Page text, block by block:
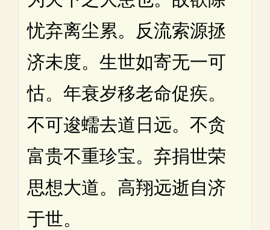
忧弃离尘累。反流索源拯
济未度。生世如寄无一可
怙。年衰岁移老命促疾。
不可逡蠕去道日远。不贪
富贵不重珍宝。弃捐世荣
思想大道。高翔远逝自济
于世。